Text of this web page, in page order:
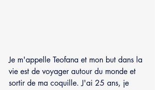
Je m'appelle Teofana et mon but dans la
vie est de voyager autour du monde et
sortir de ma coquille. J'ai 25 ans, je